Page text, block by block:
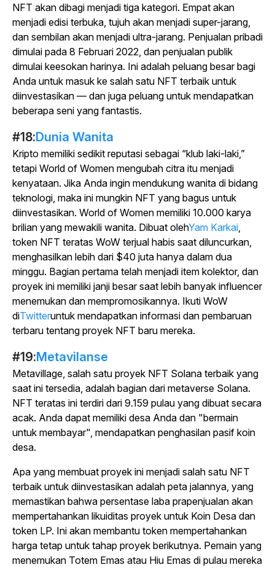
NFT akan dibagi menjadi tiga kategori. Empat akan
menjadi edisi terbuka, tujuh akan menjadi super-jarang,
dan sembilan akan menjadi ultra-jarang. Penjualan pribadi
dimulai pada 8 Februari 2022, dan penjualan publik
dimulai keesokan harinya. Ini adalah peluang besar bagi
Anda untuk masuk ke salah satu NFT terbaik untuk
diinvestasikan — dan juga peluang untuk mendapatkan
beberapa seni yang fantastis.
#18:Dunia Wanita
Kripto memiliki sedikit reputasi sebagai “klub laki-laki,”
tetapi World of Women mengubah citra itu menjadi
kenyataan. Jika Anda ingin mendukung wanita di bidang
teknologi, maka ini mungkin NFT yang bagus untuk
diinvestasikan. World of Women memiliki 10.000 karya
brilian yang mewakili wanita. Dibuat olehYam Karkai,
token NFT teratas WoW terjual habis saat diluncurkan,
menghasilkan lebih dari $40 juta hanya dalam dua
minggu. Bagian pertama telah menjadi item kolektor, dan
proyek ini memiliki janji besar saat lebih banyak influencer
menemukan dan mempromosikannya. Ikuti WoW
diTwitteruntuk mendapatkan informasi dan pembaruan
terbaru tentang proyek NFT baru mereka.
#19:Metavilanse
Metavillage, salah satu proyek NFT Solana terbaik yang
saat ini tersedia, adalah bagian dari metaverse Solana.
NFT teratas ini terdiri dari 9.159 pulau yang dibuat secara
acak. Anda dapat memiliki desa Anda dan "bermain
untuk membayar", mendapatkan penghasilan pasif koin
desa.
Apa yang membuat proyek ini menjadi salah satu NFT
terbaik untuk diinvestasikan adalah peta jalannya, yang
memastikan bahwa persentase laba prapenjualan akan
mempertahankan likuiditas proyek untuk Koin Desa dan
token LP. Ini akan membantu token mempertahankan
harga tetap untuk tahap proyek berikutnya. Pemain yang
menemukan Totem Emas atau Hiu Emas di pulau mereka